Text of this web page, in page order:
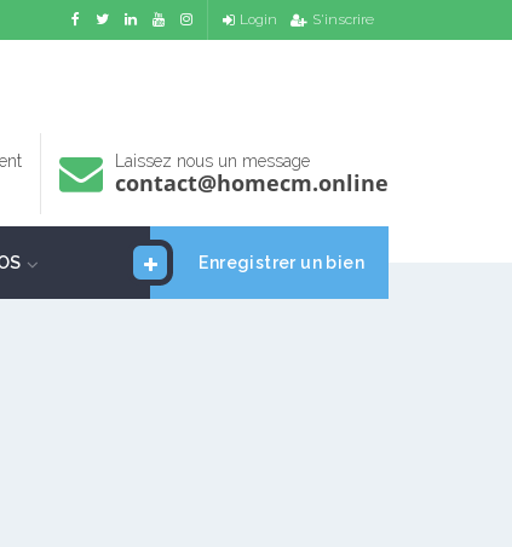
Login S'inscrire
Laissez nous un message
contact@homecm.online
Enregistrer un bien